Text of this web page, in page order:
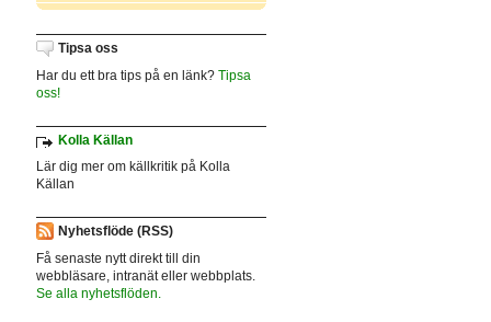
Tipsa oss
Har du ett bra tips på en länk? Tipsa
oss!
Kolla Källan
Lär dig mer om källkritik på Kolla
Källan
Nyhetsflöde (RSS)
Få senaste nytt direkt till din
webbläsare, intranät eller webbplats.
Se alla nyhetsflöden.